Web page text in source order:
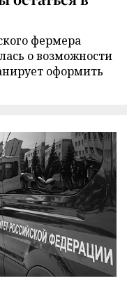
фермера
о возможности
оформить